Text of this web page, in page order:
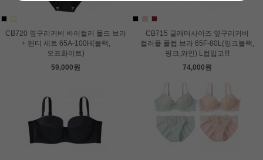
CB720 옆구리커버 바이컬러 몰드 브라
+ 팬티 세트 65A-100H(블랙,
오프화이트)
59,000원
CB715 글래머사이즈 옆구리커버
컬러플 풀컵 브라 65F-80L(잉크블랙,
핑크,와인) L컵입고!!!
74,000원